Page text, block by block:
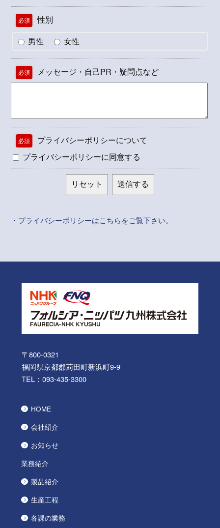
必須
性別
男性
女性
必須 メッセージ・自己PR・疑問点など
必須
プライバシーポリシーについて
プライバシーポリシーに同意する
リセット 送信する
・プライバシーポリシーはこちらをご覧下さい。
〒800-0321
福岡県京都郡苅田町新浜町9-9
TEL：093-435-3300
HOME
会社紹介
お知らせ
業務紹介
製品紹介
生産工程
各課の業務